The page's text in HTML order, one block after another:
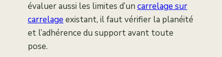
évaluer aussi les limites d’un carrelage sur
carrelage existant, il faut vérifier la planéité
et l’adhérence du support avant toute
pose.